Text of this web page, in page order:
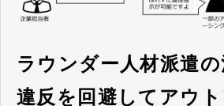
ラウンダー人材派遣
違反を回避してアウ